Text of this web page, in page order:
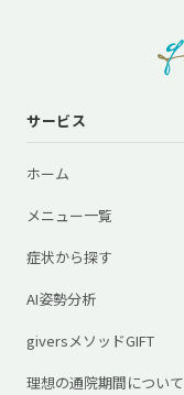
サービス
ホーム
メニュー一覧
症状から探す
AI姿勢分析
giversメソッドGIFT
理想の通院期間について